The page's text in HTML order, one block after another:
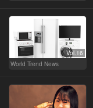
Vol.16
World Trend News